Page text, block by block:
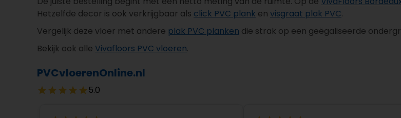
Hetzelfde decor is ook verkrijgbaar als click PVC plank en visgraat plak PVC.
Vergelijk deze vloer met andere plak PVC planken die strak op een geëgaliseerde
Bekijk ook alle Vivafloors PVC vloeren.
PVCvloerenOnline.nl
5.0